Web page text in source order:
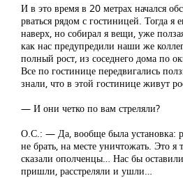
И в это время в 20 метрах начался
рваться рядом с гостиницей. Тогда я
наверх, но собирал я вещи, уже
как нас предупредили наши же
полный рост, из соседнего дома по
Все по гостинице передвигались
знали, что в этой гостинице живут
— И они четко по вам стреляли?
О.С.: — Да, вообще была установка:
не брать, на месте уничтожать. Это я
сказали ополченцы… Нас бы
пришли, расстреляли и ушли…